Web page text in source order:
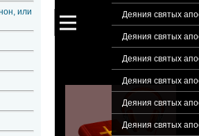
или
Деяния святых
Деяния святых
Деяния святых
Деяния святых
Деяния святых
Деяния святых